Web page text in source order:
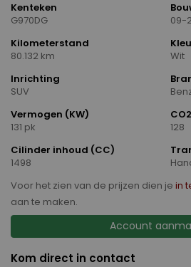
Kenteken
G970DG
09-
Kilometerstand
80.132 km
Wit
Inrichting
SUV
Vermogen (KW)
131 pk
128
Cilinder inhoud (CC)
1498
Voor het zien van de prijzen dien je in
aan te maken.
Account
Kom direct in contact